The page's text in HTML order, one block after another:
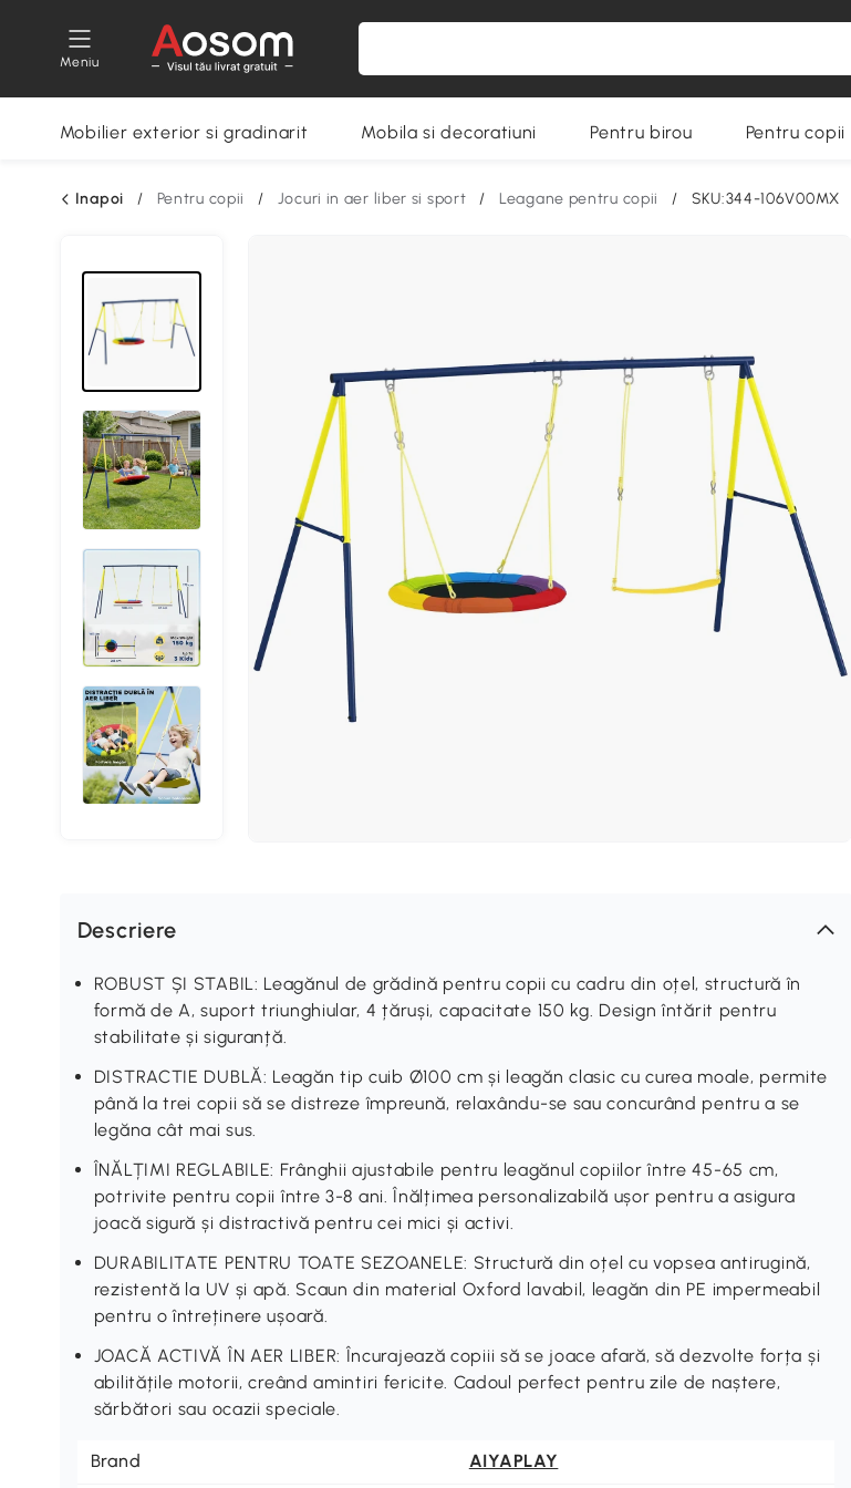
Meniu
Mobilier exterior si gradinarit Mobila si decoratiuni Pentru birou Pentru copii
Inapoi / Pentru copii / Jocuri in aer liber si sport / Leagane pentru copii / SKU:344-106V00MX
Descriere
ROBUST ȘI STABIL: Leagănul de grădină pentru copii cu cadru din oțel, structură în
formă de A, suport triunghiular, 4 țăruși, capacitate 150 kg. Design întărit pentru
stabilitate și siguranță.
DISTRACTIE DUBLĂ: Leagăn tip cuib Ø100 cm și leagăn clasic cu curea moale, permite
până la trei copii să se distreze împreună, relaxându-se sau concurând pentru a se
legăna cât mai sus.
ÎNĂLȚIMI REGLABILE: Frânghii ajustabile pentru leagănul copiilor între 45-65 cm,
potrivite pentru copii între 3-8 ani. Înălțimea personalizabilă ușor pentru a asigura
joacă sigură și distractivă pentru cei mici și activi.
DURABILITATE PENTRU TOATE SEZOANELE: Structură din oțel cu vopsea antirugină,
rezistentă la UV și apă. Scaun din material Oxford lavabil, leagăn din PE impermeabil
pentru o întreținere ușoară.
JOACĂ ACTIVĂ ÎN AER LIBER: Încurajează copiii să se joace afară, să dezvolte forța și
abilitățile motorii, creând amintiri fericite. Cadoul perfect pentru zile de naștere,
sărbători sau ocazii speciale.
Brand AIYAPLAY